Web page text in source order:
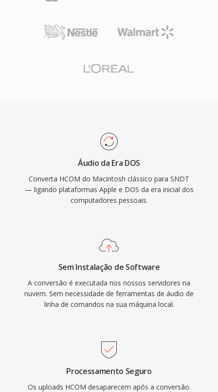
Áudio da Era DOS
Converta HCOM do Macintosh clássico para SNDT
— ligando plataformas Apple e DOS da era inicial dos
computadores pessoais.
Sem Instalação de Software
A conversão é executada nos nossos servidores na
nuvem. Sem necessidade de ferramentas de áudio de
linha de comandos na sua máquina local.
Processamento Seguro
Os uploads HCOM desaparecem após a conversão.